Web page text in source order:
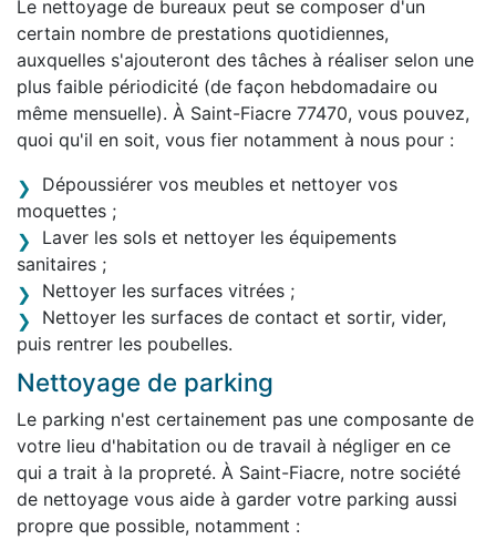
Le nettoyage de bureaux peut se composer d'un
certain nombre de prestations quotidiennes,
auxquelles s'ajouteront des tâches à réaliser selon une
plus faible périodicité (de façon hebdomadaire ou
même mensuelle). À Saint-Fiacre 77470, vous pouvez,
quoi qu'il en soit, vous fier notamment à nous pour :
Dépoussiérer vos meubles et nettoyer vos
moquettes ;
Laver les sols et nettoyer les équipements
sanitaires ;
Nettoyer les surfaces vitrées ;
Nettoyer les surfaces de contact et sortir, vider,
puis rentrer les poubelles.
Nettoyage de parking
Le parking n'est certainement pas une composante de
votre lieu d'habitation ou de travail à négliger en ce
qui a trait à la propreté. À Saint-Fiacre, notre société
de nettoyage vous aide à garder votre parking aussi
propre que possible, notamment :